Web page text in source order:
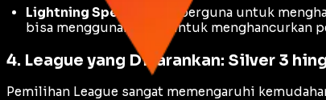
Lightning Spell:
Sangat berguna untuk
bisa menggunakannya untuk menghancurkan
4. League yang Disarankan: Silver 3
Pemilihan League sangat memengaruhi